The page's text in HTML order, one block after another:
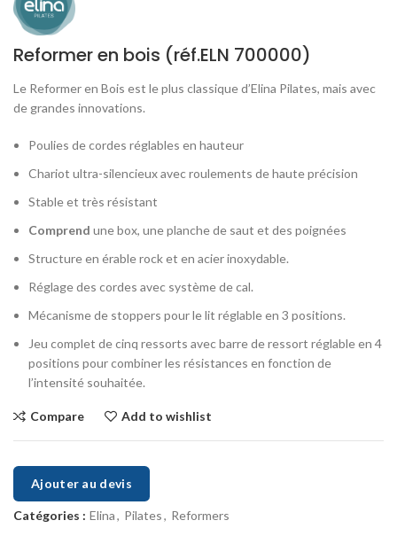
Reformer en bois (réf.ELN 700000)
Le Reformer en Bois est le plus classique d’Elina Pilates, mais avec
de grandes innovations.
Poulies de cordes réglables en hauteur
Chariot ultra-silencieux avec roulements de haute précision
Stable et très résistant
Comprend une box, une planche de saut et des poignées
Structure en érable rock et en acier inoxydable.
Réglage des cordes avec système de cal.
Mécanisme de stoppers pour le lit réglable en 3 positions.
Jeu complet de cinq ressorts avec barre de ressort réglable en 4
positions pour combiner les résistances en fonction de
l’intensité souhaitée.
Compare Add to wishlist
Ajouter au devis
Catégories : Elina, Pilates, Reformers